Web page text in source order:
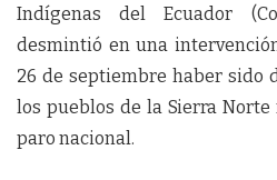
Indígenas del Ecuador
desmintió en una
26 de septiembre haber sido
los pueblos de la Sierra
paro nacional.